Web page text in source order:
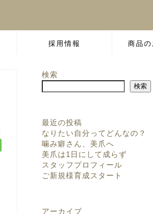
採用情報 商品
検索
検索
最近の投稿
なりたい自分ってどんなの？
噛み癖さん、美爪へ
美爪は1日にして成らず
スタッフプロフィール
ご新規様育成スタート
アーカイブ